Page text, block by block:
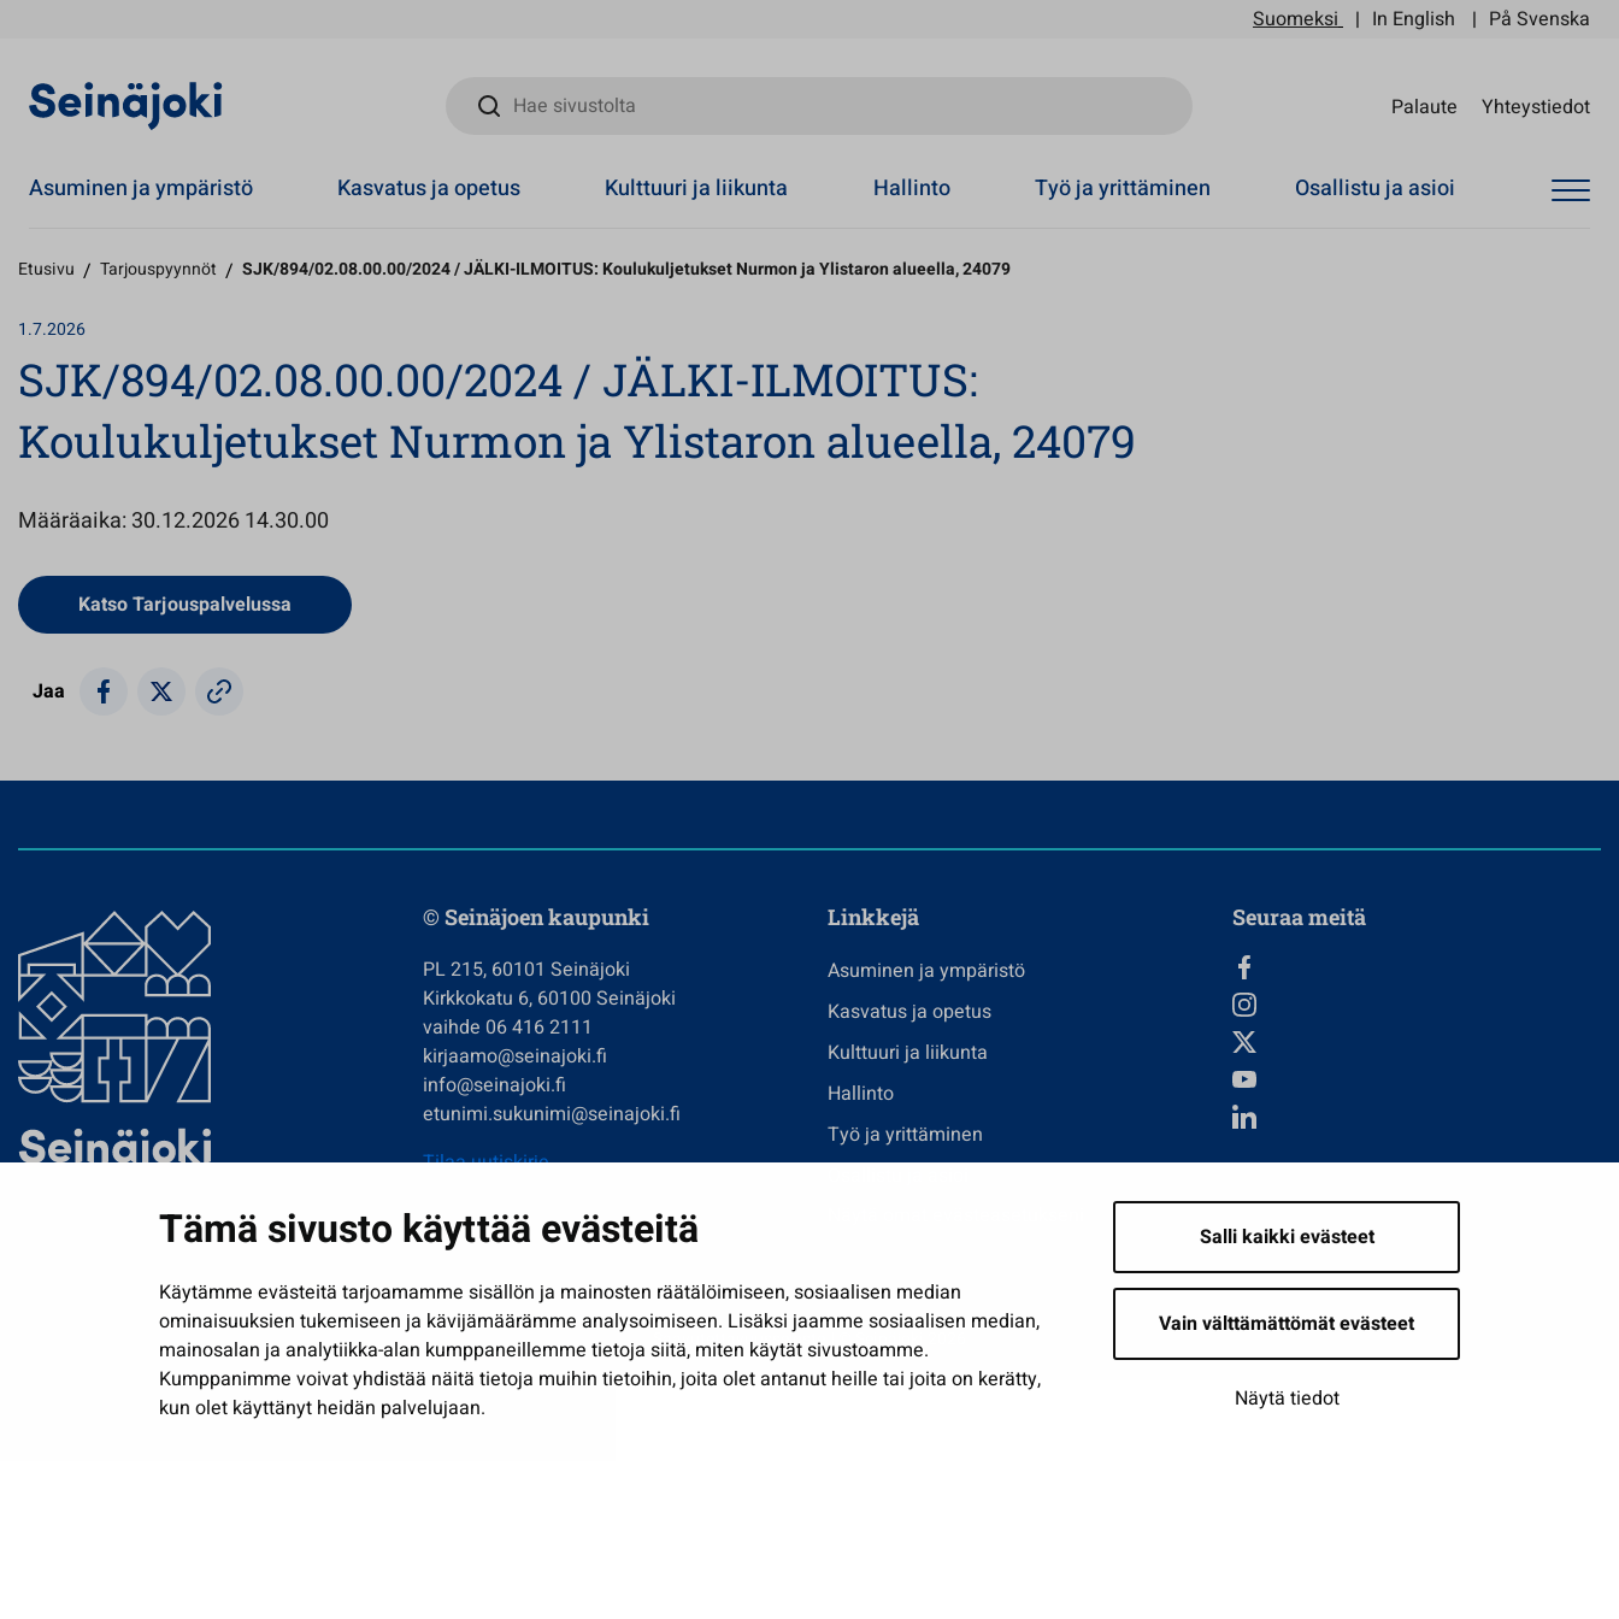
Tämä sivusto käyttää evästeitä
Käytämme evästeitä tarjoamamme sisällön ja mainosten räätälöimiseen, sosiaalisen median
ominaisuuksien tukemiseen ja kävijämäärämme analysoimiseen. Lisäksi jaamme sosiaalisen median,
mainosalan ja analytiikka-alan kumppaneillemme tietoja siitä, miten käytät sivustoamme.
Kumppanimme voivat yhdistää näitä tietoja muihin tietoihin, joita olet antanut heille tai joita on kerätty,
kun olet käyttänyt heidän palvelujaan.
Salli kaikki evästeet
Vain välttämättömät evästeet
Näytä tiedot
Suomeksi In English På Svenska
Hae sivustolta
Palaute Yhteystiedot
Asuminen ja ympäristö Kasvatus ja opetus Kulttuuri ja liikunta Hallinto Työ ja yrittäminen Osallistu ja asioi
Etusivu / Tarjouspyynnöt / SJK/894/02.08.00.00/2024 / JÄLKI-ILMOITUS: Koulukuljetukset Nurmon ja Ylistaron alueella, 24079
1.7.2026
SJK/894/02.08.00.00/2024 / JÄLKI-ILMOITUS:
Koulukuljetukset Nurmon ja Ylistaron alueella, 24079
Määräaika: 30.12.2026 14.30.00
Katso Tarjouspalvelussa Avautuu uuteen välilehteen
Jaa
© Seinäjoen kaupunki
PL 215, 60101 Seinäjoki
Kirkkokatu 6, 60100 Seinäjoki
vaihde 06 416 2111
kirjaamo@seinajoki.fi
info@seinajoki.fi
etunimi.sukunimi@seinajoki.fi
Tilaa uutiskirje
Linkkejä
Asuminen ja ympäristö
Kasvatus ja opetus
Kulttuuri ja liikunta
Hallinto
Työ ja yrittäminen
Seuraa meitä
Saavutettavuusseloste | © Seinäjoki 2026